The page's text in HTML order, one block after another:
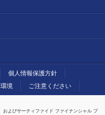
個人情報保護方針
境 ご注意ください
、およびサーティファイド ファイナンシャル プ